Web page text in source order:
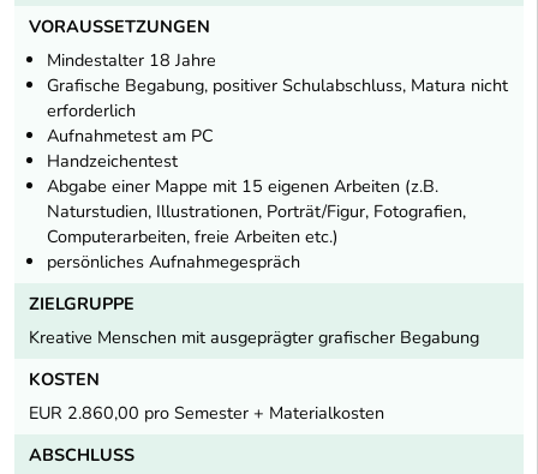
VORAUSSETZUNGEN
Mindestalter 18 Jahre
Grafische Begabung, positiver Schulabschluss, Matura nicht
erforderlich
Aufnahmetest am PC
Handzeichentest
Abgabe einer Mappe mit 15 eigenen Arbeiten (z.B.
Naturstudien, Illustrationen, Porträt/Figur, Fotografien,
Computerarbeiten, freie Arbeiten etc.)
persönliches Aufnahmegespräch
ZIELGRUPPE
Kreative Menschen mit ausgeprägter grafischer Begabung
KOSTEN
EUR 2.860,00 pro Semester + Materialkosten
ABSCHLUSS